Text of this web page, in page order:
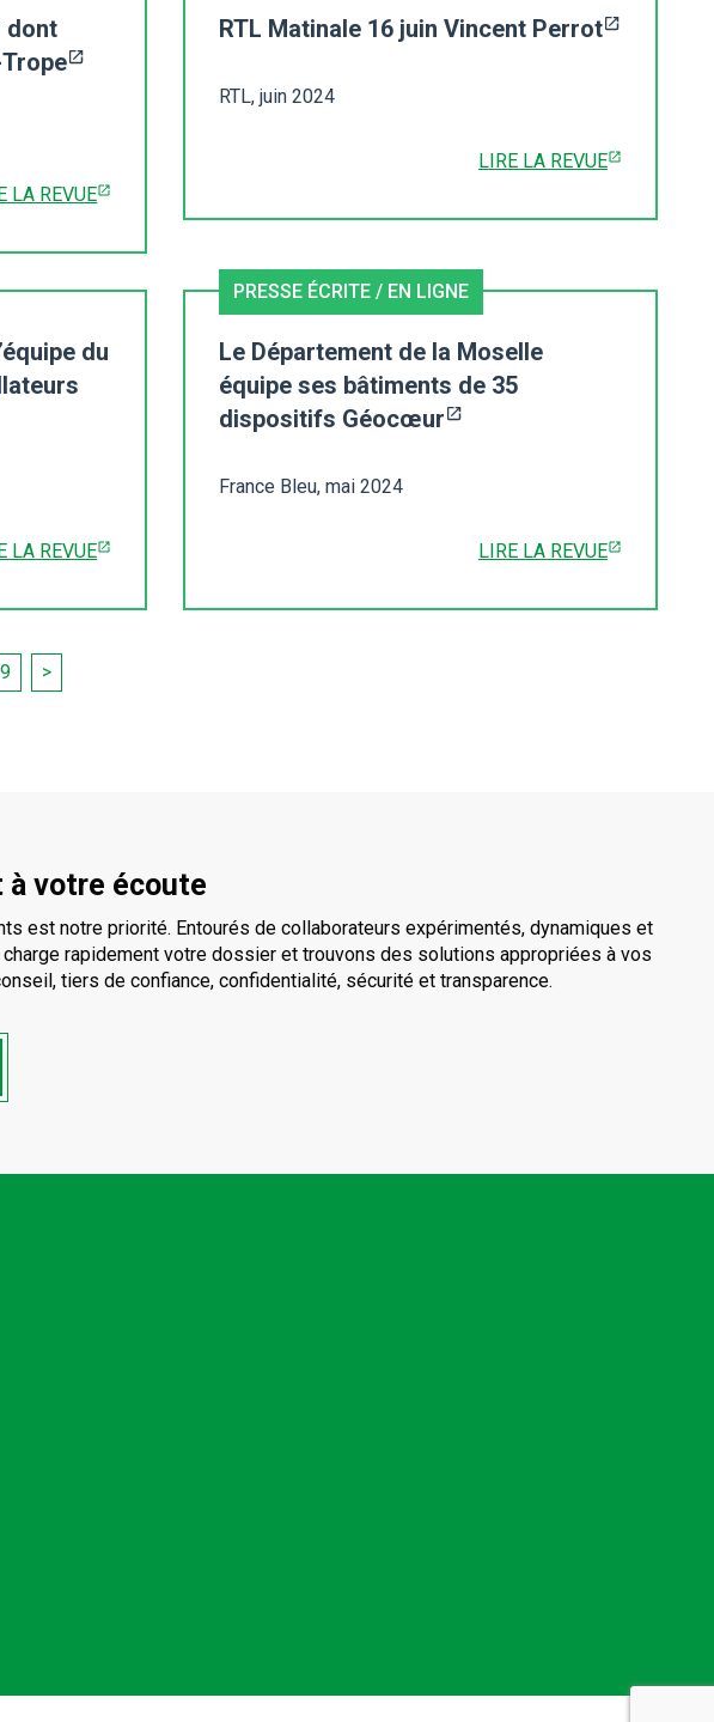
dont
LA REVUE
RTL Matinale 16 juin Vincent Perrot
RTL, juin 2024
LIRE LA REVUE
du
LA REVUE
PRESSE ÉCRITE / EN LIGNE
Le Département de la Moselle
équipe ses bâtiments de 35
dispositifs Géocœur
France Bleu, mai 2024
LIRE LA REVUE
9 >
à votre écoute
est notre priorité. Entourés de collaborateurs expérimentés, dynamiques et
rapidement votre dossier et trouvons des solutions appropriées à vos
tiers de confiance, confidentialité, sécurité et transparence.